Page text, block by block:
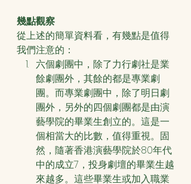
幾點觀察
從上述的簡單資料看，有幾點是值得
我們注意的：
六個劇團中，除了力行劇社是業
餘劇團外，其餘的都是專業劇
團。而專業劇團中，除了明日劇
團外，另外的四個劇團都是由演
藝學院的畢業生創立的。這是一
個相當大的比數，值得重視。固
然，隨著香港演藝學院於80年代
中的成立7，投身劇壇的畢業生越
來越多。這些畢業生或加入職業